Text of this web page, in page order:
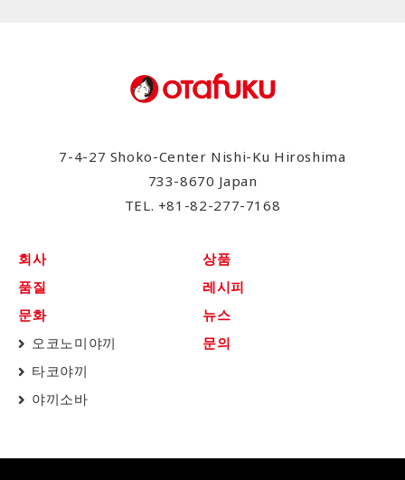
7-4-27 Shoko-Center Nishi-Ku Hiroshima
733-8670 Japan
TEL. +81-82-277-7168
회사
품질
상품
레시피
문화
오코노미야끼
타코야끼
야끼소바
뉴스
문의